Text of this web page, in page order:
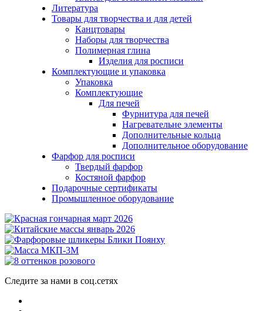
Литература
Товары для творчества и для детей
Канцтовары
Наборы для творчества
Полимерная глина
Изделия для росписи
Комплектующие и упаковка
Упаковка
Комплектующие
Для печей
Фурнитура для печей
Нагревательне элементы
Дополнительные кольца
Дополнительное оборудование
Фарфор для росписи
Твердый фарфор
Костяной фарфор
Подарочные сертификаты
Промышленное оборудование
Следите за нами в соц.сетях